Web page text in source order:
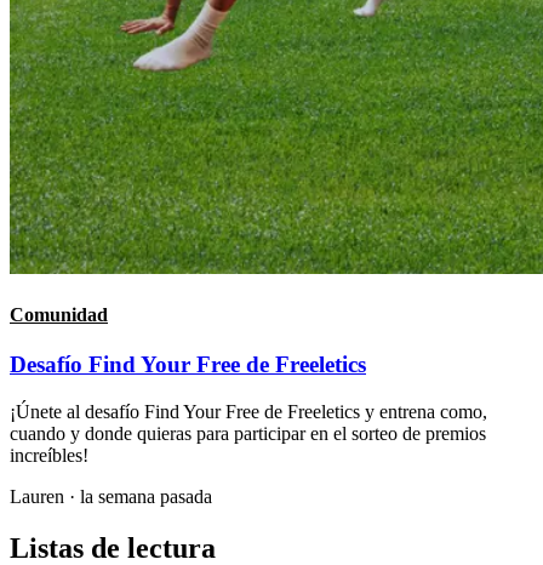
Comunidad
Desafío Find Your Free de Freeletics
¡Únete al desafío Find Your Free de Freeletics y entrena como,
cuando y donde quieras para participar en el sorteo de premios
increíbles!
Lauren · la semana pasada
Listas de lectura